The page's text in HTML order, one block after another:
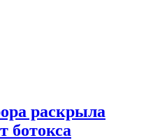
раскрыла
ботокса